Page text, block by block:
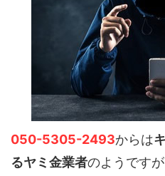
050-5305-2493からは
るヤミ金業者のようです